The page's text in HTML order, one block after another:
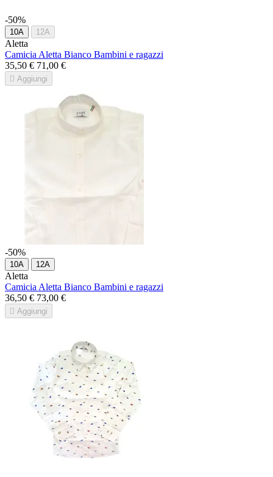
-50%
10A 12A
Aletta
Camicia Aletta Bianco Bambini e ragazzi
35,50 € 71,00 €
 Aggiungi
-50%
10A 12A
Aletta
Camicia Aletta Bianco Bambini e ragazzi
36,50 € 73,00 €
 Aggiungi